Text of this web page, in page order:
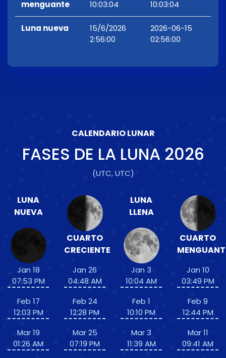
menguante 10:03:04 10:03:04
Luna nueva
15/6/2026
2:56:00
2026-06-15
02:56:00
CALENDARIO LUNAR
FASES DE LA LUNA 2026
(UTC, UTC)
LUNA
NUEVA
Jan 18
07:53 PM
Feb 17
12:03 PM
Mar 19
01:26 AM
CUARTO
CRECIENTE
Jan 26
04:48 AM
Feb 24
12:28 PM
Mar 25
07:19 PM
LUNA
LLENA
Jan 3
10:04 AM
Feb 1
10:10 PM
Mar 3
11:39 AM
CUARTO
Jan 10
03:49 PM
Feb 9
12:44 PM
Mar 11
09:41 AM